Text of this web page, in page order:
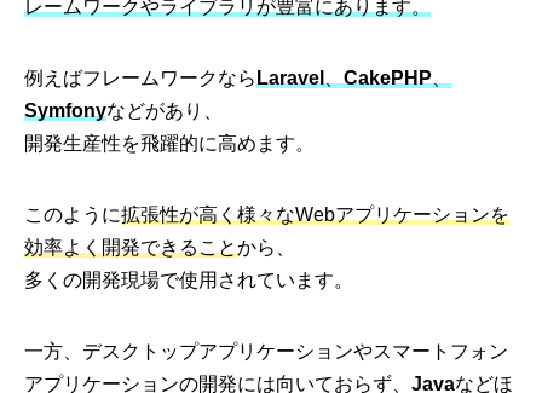
レームワークやライブラリが豊富にあります。
例えばフレームワークなら Laravel CakePHP
Symfonyなどがあり、
開発生産性を飛躍的に高めます。
このように拡張性が高く様々なWebアプリケーションを
効率よく開発できることから、
多くの開発現場で使用されています。
一方、デスクトップアプリケーションやスマートフォン
アプリケーションの開発には向いておらず、 Javaなどほ